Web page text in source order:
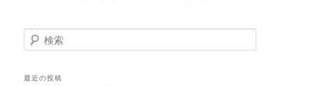
検
索
最近の投稿